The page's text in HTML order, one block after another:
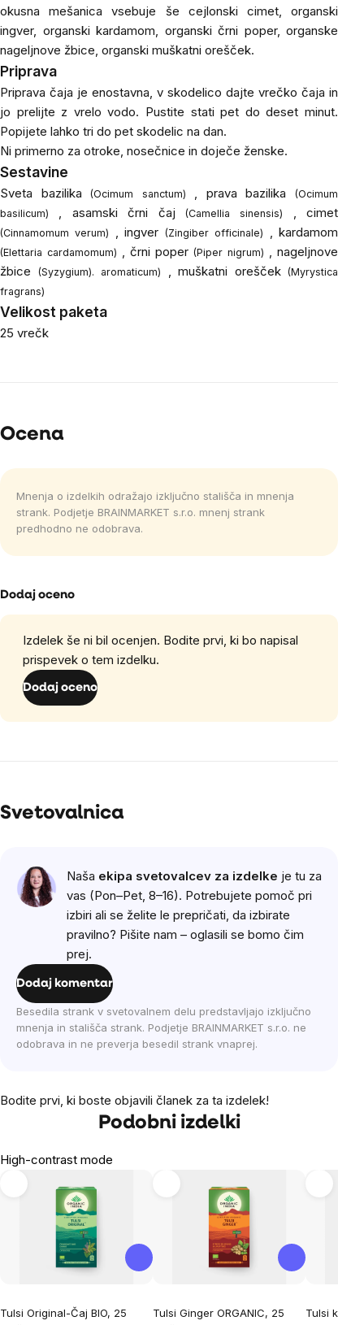
okusna mešanica vsebuje še cejlonski cimet, organski
ingver, organski kardamom, organski črni poper, organske
nageljnove žbice, organski muškatni orešček.
Priprava
Priprava čaja je enostavna, v skodelico dajte vrečko čaja in
jo prelijte z vrelo vodo. Pustite stati pet do deset minut.
Popijete lahko tri do pet skodelic na dan.
Ni primerno za otroke, nosečnice in doječe ženske.
Sestavine
Sveta bazilika (Ocimum sanctum) , prava bazilika
(Ocimum
basilicum)
, asamski črni čaj (Camellia sinensis) , cimet
(Cinnamomum verum) , ingver (Zingiber officinale) , kardamom
(Elettaria cardamomum) , črni poper (Piper nigrum) , nageljnove
žbice
(Syzygium). aromaticum) , muškatni orešček (Myrystica
fragrans)
Velikost paketa
25 vrečk
Ocena
Mnenja o izdelkih odražajo izključno stališča in mnenja
strank. Podjetje BRAINMARKET s.r.o. mnenj strank
predhodno ne odobrava.
Dodaj oceno
Izdelek še ni bil ocenjen. Bodite prvi, ki bo napisal
prispevek o tem izdelku.
Dodaj oceno
Svetovalnica
Naša ekipa svetovalcev za izdelke je tu za
vas (Pon–Pet, 8–16). Potrebujete pomoč pri
izbiri ali se želite le prepričati, da izbirate
pravilno? Pišite nam – oglasili se bomo čim
prej.
Dodaj komentar
Besedila strank v svetovalnem delu predstavljajo izključno
mnenja in stališča strank. Podjetje BRAINMARKET s.r.o. ne
odobrava in ne preverja besedil strank vnaprej.
Bodite prvi, ki boste objavili članek za ta izdelek!
Podobni izdelki
High-contrast mode
Tulsi Original-Čaj BIO, 25
Tulsi Ginger ORGANIC, 25
Tulsi